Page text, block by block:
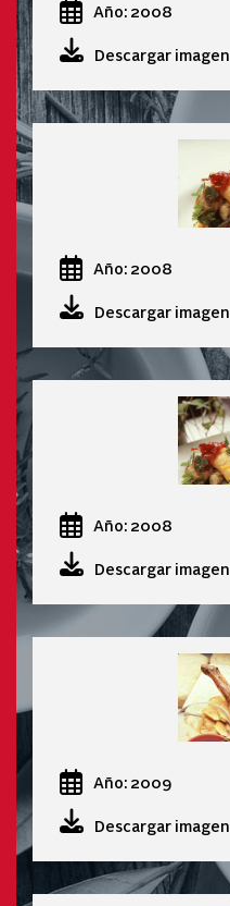
Año: 2008
Descargar imagen
Año: 2008
Descargar imagen
Año: 2008
Descargar imagen
Año: 2009
Descargar imagen